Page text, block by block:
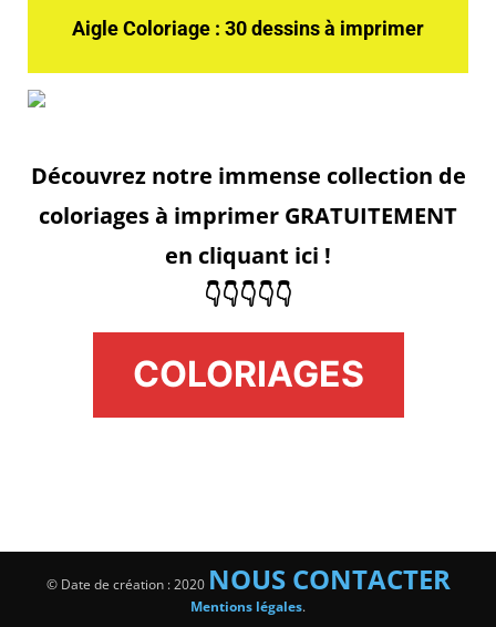
Aigle Coloriage : 30 dessins à imprimer
Découvrez notre immense collection de
coloriages à imprimer GRATUITEMENT
en cliquant ici !
👇👇👇👇👇
COLORIAGES
© Date de création : 2020 NOUS CONTACTER
Mentions légales.